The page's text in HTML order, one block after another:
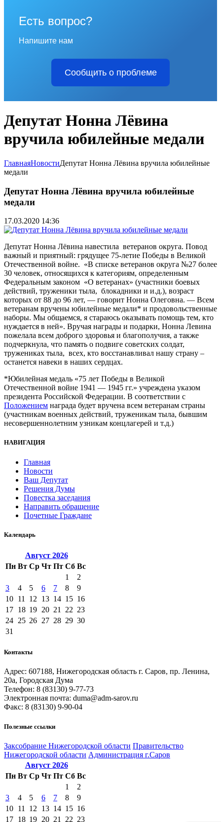
Есть вопрос?
Напишите нам
Сообщить о проблеме
Депутат Нонна Лёвина
вручила юбилейные медали
ГлавнаяНовостиДепутат Нонна Лёвина вручила юбилейные
медали
Депутат Нонна Лёвина вручила юбилейные
медали
17.03.2020 14:36
Депутат Нонна Лёвина навестила ветеранов округа. Повод
важный и приятный: грядущее 75-летие Победы в Великой
Отечественной войне. «В списке ветеранов округа №27 более
30 человек, относящихся к категориям, определенным
Федеральным законом «О ветеранах» (участники боевых
действий, труженики тыла, блокадники и и.д.), возраст
которых от 88 до 96 лет, — говорит Нонна Олеговна. — Всем
ветеранам вручены юбилейные медали* и продовольственные
наборы. Мы общаемся, я стараюсь оказывать помощь тем, кто
нуждается в ней». Вручая награды и подарки, Нонна Левина
пожелала всем доброго здоровья и благополучия, а также
подчеркнула, что память о подвиге советских солдат,
тружениках тыла, всех, кто восстанавливал нашу страну –
останется навеки в наших сердцах.
*Юбилейная медаль «75 лет Победы в Великой
Отечественной войне 1941 — 1945 гг.» учреждена указом
президента Российской Федерации. В соответствии с
Положением награда будет вручена всем ветеранам страны
(участникам военных действий, труженикам тыла, бывшим
несовершеннолетним узникам концлагерей и т.д.)
НАВИГАЦИЯ
Главная
Новости
Ваш Депутат
Решения Думы
Повестка заседания
Направить обращение
Почетные Граждане
Календарь
Август 2026
Пн Вт Ср Чт Пт Сб Вс
1
2
3
4 5 6 7 8
9
10 11 12 13 14 15 16
17 18 19 20 21 22 23
24 25 26 27 28 29 30
31
Контакты
Адрес: 607188, Нижегородская область г. Саров, пр. Ленина,
20а, Городская Дума
Телефон: 8 (83130) 9-77-73
Электронная почта: duma@adm-sarov.ru
Факс: 8 (83130) 9-90-04
Полезные ссылки
Закcобрание Нижегородской области Правительство
Нижегородской области Администрация г.Саров
Август 2026
Пн Вт Ср Чт Пт Сб Вс
1
2
3
4 5 6 7 8
9
10 11 12 13 14 15 16
17 18 19 20 21 22 23